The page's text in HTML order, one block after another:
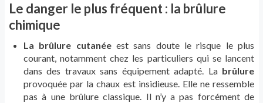
Le danger le plus fréquent : la brûlure
chimique
La brûlure cutanéeest sans doute le risque le plus
courant, notamment chez les particuliers qui se lancent
dans des travaux sans équipement adapté. La brûlure
provoquée par la chaux est insidieuse. Elle ne ressemble
pas à une brûlure classique. Il n’y a pas forcément de